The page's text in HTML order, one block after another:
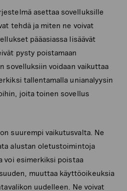
asettaa sovelluksille
tehdä ja miten ne voivat
pääasiassa lisäävät
pysty poistamaan
sovelluksiin voidaan vaikuttaa
tallentamalla unianalyysin
joita toinen sovellus
suurempi vaikutusvalta. Ne
alustan oletustoimintoja
voi esimerkiksi poistaa
muuttaa käyttöoikeuksia
uudelleen. Ne voivat